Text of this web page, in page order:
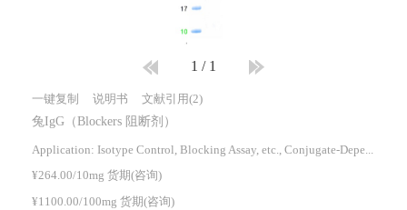
1 / 1
一键复制 说明书 文献引用(2)
兔IgG（Blockers 阻断剂）
Application: Isotype Control, Blocking Assay, etc., Conjugate-Dependent.
¥264.00/10mg 货期(咨询)
¥1100.00/100mg 货期(咨询)